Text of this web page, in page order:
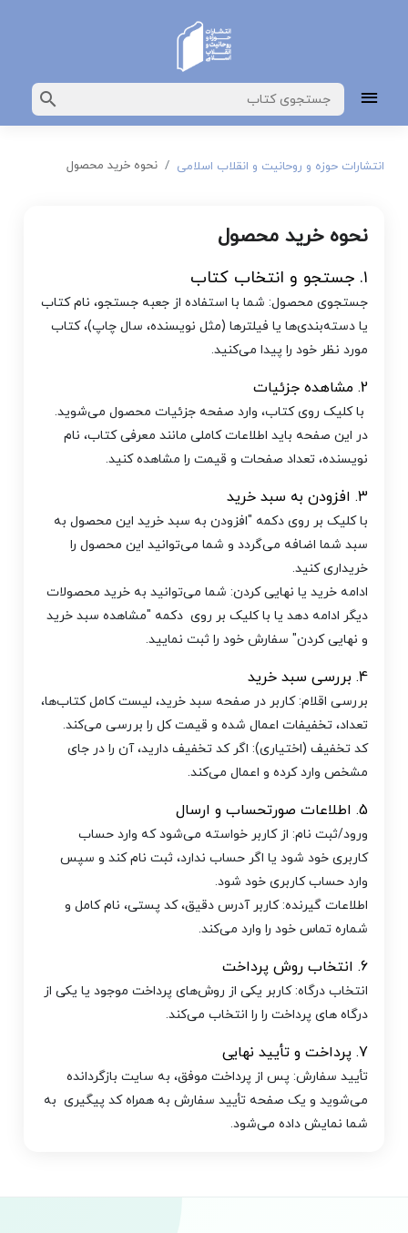
انتشارات حوزه و روحانیت و انقلاب اسلامی نحوه خرید محصول
نحوه خرید محصول
۱. جستجو و انتخاب کتاب
جستجوی محصول: شما با استفاده از جعبه جستجو، نام کتاب
یا دسته‌بندی‌ها یا فیلترها (مثل نویسنده، سال چاپ)، کتاب
مورد نظر خود را پیدا می‌کنید.
2. مشاهده جزئیات
با کلیک روی کتاب، وارد صفحه جزئیات محصول می‌شوید.
در این صفحه باید اطلاعات کاملی مانند معرفی کتاب، نام
نویسنده، تعداد صفحات و قیمت را مشاهده کنید.
3. افزودن به سبد خرید
با کلیک بر روی دکمه "افزودن به سبد خرید این محصول به
سبد شما اضافه می‌گردد و شما می‌توانید این محصول را
خریداری کنید.
ادامه خرید یا نهایی کردن: شما می‌توانید به خرید محصولات
دیگر ادامه دهد یا با کلیک بر روی دکمه "مشاهده سبد خرید
و نهایی کردن" سفارش خود را ثبت نمایید.
4. بررسی سبد خرید
بررسی اقلام: کاربر در صفحه سبد خرید، لیست کامل کتاب‌ها،
تعداد، تخفیفات اعمال شده و قیمت کل را بررسی می‌کند.
کد تخفیف (اختیاری): اگر کد تخفیف دارید، آن را در جای
مشخص وارد کرده و اعمال می‌کند.
5. اطلاعات صورتحساب و ارسال
ورود/ثبت نام: از کاربر خواسته می‌شود که وارد حساب
کاربری خود شود یا اگر حساب ندارد، ثبت نام کند و سپس
وارد حساب کاربری خود شود.
اطلاعات گیرنده: کاربر آدرس دقیق، کد پستی، نام کامل و
شماره تماس خود را وارد می‌کند.
6. انتخاب روش پرداخت
انتخاب درگاه: کاربر یکی از روش‌های پرداخت موجود یا یکی از
درگاه های پرداخت را را انتخاب می‌کند.
7. پرداخت و تأیید نهایی
تأیید سفارش: پس از پرداخت موفق، به سایت بازگردانده
می‌شوید و یک صفحه تأیید سفارش به همراه کد پیگیری به
شما نمایش داده می‌شود.